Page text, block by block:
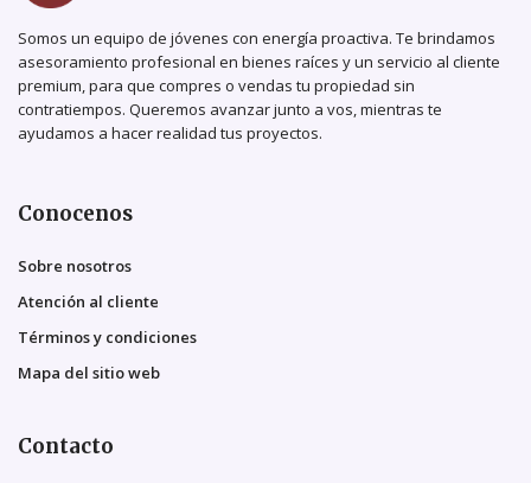
Somos un equipo de jóvenes con energía proactiva. Te brindamos
asesoramiento profesional en bienes raíces y un servicio al cliente
premium, para que compres o vendas tu propiedad sin
contratiempos. Queremos avanzar junto a vos, mientras te
ayudamos a hacer realidad tus proyectos.
Conocenos
Sobre nosotros
Atención al cliente
Términos y condiciones
Mapa del sitio web
Contacto